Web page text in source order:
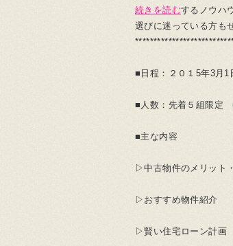
続きを読むするノウハ
選びに迷っている方も
■日程：２０１5年3月
■人数：先着５組限定
■主な内容
▷中古物件のメリット
▷おすすめ物件紹介
▷賢い住宅ローン計画